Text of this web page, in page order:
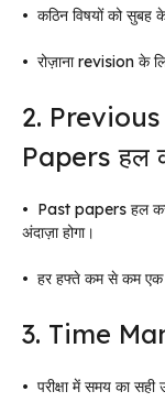
• कठिन विषयों को सुबह
• रोज़ाना revision के
2.
Papers हल
• Past papers हल
अंदाज़ा होगा।
• हर हफ्ते कम से कम
3. Time
• परीक्षा में समय का